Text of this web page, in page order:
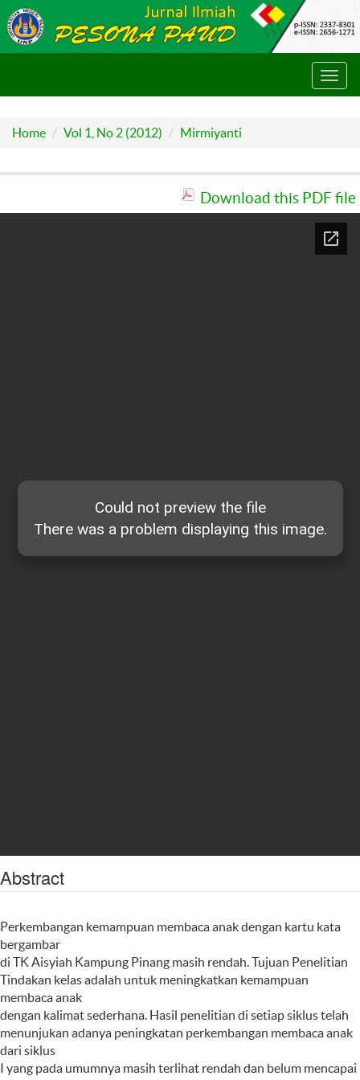
Home Vol 1, No 2 (2012) Mirmiyanti
Download this PDF file
Abstract
Perkembangan kemampuan membaca anak dengan kartu kata
bergambar
di TK Aisyiah Kampung Pinang masih rendah. Tujuan Penelitian
Tindakan kelas adalah untuk meningkatkan kemampuan
membaca anak
dengan kalimat sederhana. Hasil penelitian di setiap siklus telah
menunjukan adanya peningkatan perkembangan membaca anak
dari siklus
I yang pada umumnya masih terlihat rendah dan belum mencapai